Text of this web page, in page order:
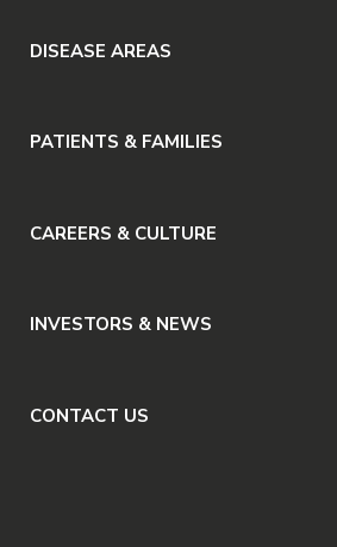
DISEASE AREAS
PATIENTS & FAMILIES
CAREERS & CULTURE
INVESTORS & NEWS
CONTACT US